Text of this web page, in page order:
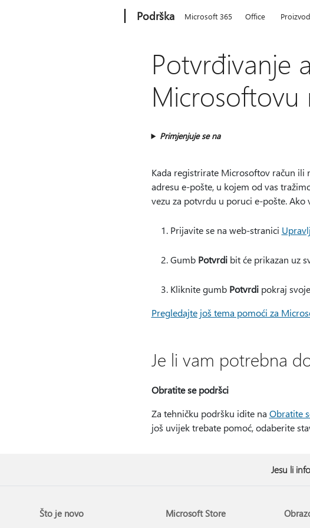
Podrška Microsoft 365 Office
Potvrđivanje
Microsoftovu
Primjenjuje se na
Kada registrirate Microsoftov račun ili
adresu e-pošte, u kojem od vas
vezu za potvrdu u poruci e-pošte.
Prijavite se na web-stranici
Gumb Potvrdibit će prikazan uz
Kliknite gumb Potvrdipokraj
Pregledajte još tema pomoći za
Je li vam potrebna
Obratite se podršci
Za tehničku podršku idite na Obratite
još uvijek trebate pomoć, odaberite
Jesu li
Što je novo Microsoft Store